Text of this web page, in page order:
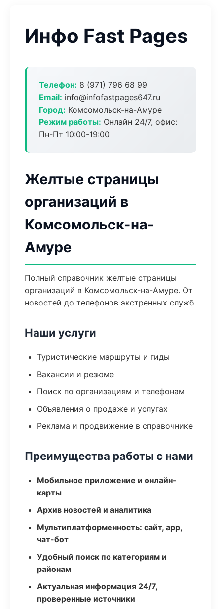
Инфо Fast Pages
Телефон: 8 (971) 796 68 99
Email: info@infofastpages647.ru
Город: Комсомольск-на-Амуре
Режим работы: Онлайн 24/7, офис:
Пн-Пт 10:00-19:00
Желтые страницы
организаций в
Комсомольск-на-
Амуре
Полный справочник желтые страницы
организаций в Комсомольск-на-Амуре. От
новостей до телефонов экстренных служб.
Наши услуги
Туристические маршруты и гиды
Вакансии и резюме
Поиск по организациям и телефонам
Объявления о продаже и услугах
Реклама и продвижение в справочнике
Преимущества работы с нами
Мобильное приложение и онлайн-
карты
Архив новостей и аналитика
Мультиплатформенность: сайт, app,
чат-бот
Удобный поиск по категориям и
районам
Актуальная информация 24/7,
проверенные источники